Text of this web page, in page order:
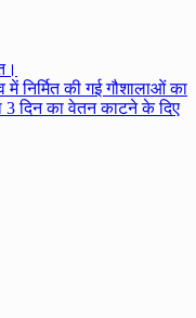
निर्मित की गई गौशालाओं का
3 दिन का वेतन काटने के दिए